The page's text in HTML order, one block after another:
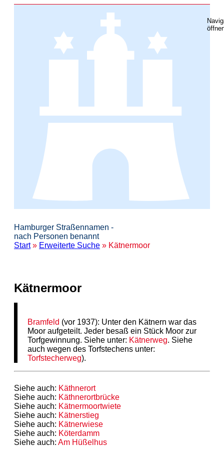
Hamburger Straßennamen -
nach Personen benannt
Start» Erweiterte Suche » Kätnermoor
Kätnermoor
Bramfeld (vor 1937): Unter den Kätnern war das
Moor aufgeteilt. Jeder besaß ein Stück Moor zur
Torfgewinnung. Siehe unter: Kätnerweg. Siehe
auch wegen des Torfstechens unter:
Torfstecherweg).
Siehe auch: Käthnerort
Siehe auch: Käthnerortbrücke
Siehe auch: Kätnermoortwiete
Siehe auch: Kätnerstieg
Siehe auch: Kätnerwiese
Siehe auch: Köterdamm
Siehe auch: Am Hüßelhus